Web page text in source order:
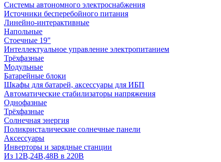
Системы автономного электроснабжения
Источники бесперебойного питания
Линейно-интерактивные
Напольные
Стоечные 19"
Интеллектуальное управление электропитанием
Трёхфазные
Модульные
Батарейные блоки
Шкафы для батарей, аксессуары для ИБП
Автоматические стабилизаторы напряжения
Однофазные
Трёхфазные
Солнечная энергия
Поликристалические солнечные панели
Аксессуары
Инверторы и зарядные станции
Из 12В,24В,48В в 220В